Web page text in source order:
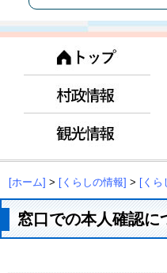
[ホーム] > [くらしの情報] > [くら
窓口での本人確認に